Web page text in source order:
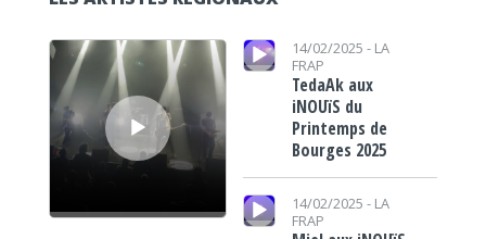
Lecteur audio
Lecteur audio 14/02/2025 - LA
FRAP
TedaAk aux
iNOUïS du
Printemps de
Bourges 2025
Lecteur audio
14/02/2025 - LA
FRAP